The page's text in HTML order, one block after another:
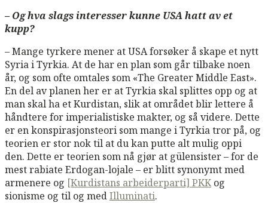
– Og hva slags interesser kunne USA hatt av et
kupp?
– Mange tyrkere mener at USA forsøker å skape et nytt
Syria i Tyrkia. At de har en plan som går tilbake noen
år, og som ofte omtales som «The Greater Middle East».
En del av planen her er at Tyrkia skal splittes opp og at
man skal ha et Kurdistan, slik at området blir lettere å
håndtere for imperialistiske makter, og så videre. Dette
er en konspirasjonsteori som mange i Tyrkia tror på, og
teorien er stor nok til at du kan putte alt mulig oppi
den. Dette er teorien som nå gjør at gülensister – for de
mest rabiate Erdogan-lojale – er blitt synonymt med
armenere og [Kurdistans arbeiderparti] PKK og
sionisme og til og medIlluminati.